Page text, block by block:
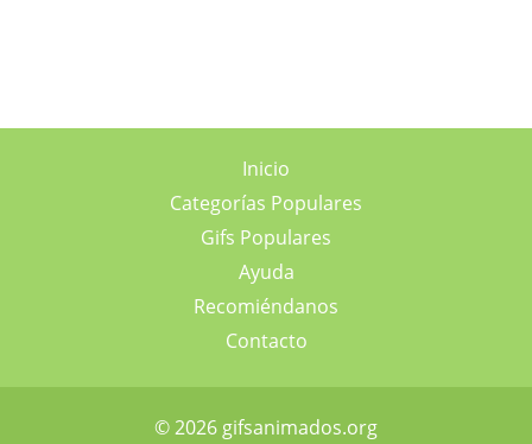
Inicio
Categorías Populares
Gifs Populares
Ayuda
Recomiéndanos
Contacto
© 2026 gifsanimados.org